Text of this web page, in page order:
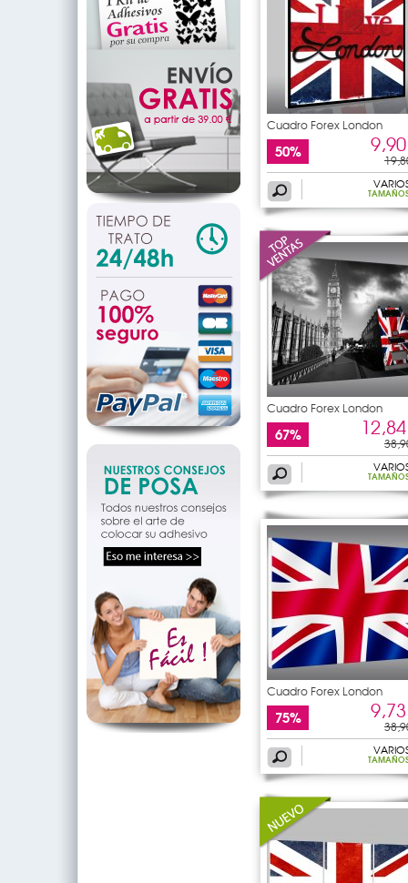
Cuadro Forex London
50%
Cuadro Forex London
67%
Cuadro Forex London
75%